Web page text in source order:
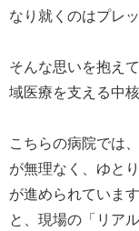
なり就くのはプレ
そんな思いを抱え
域医療を支える中
こちらの病院では
が無理なく、ゆと
が進められていま
と、現場の「リア